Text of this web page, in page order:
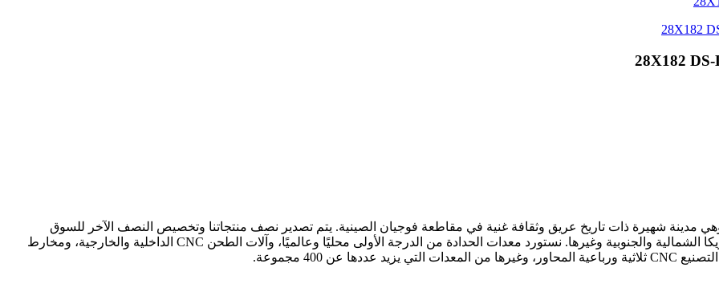
مدينة شهيرة ذات تاريخ عريق وثقافة غنية في مقاطعة فوجيان الصينية. يتم تصدير نصف منتجاتنا وتخصيص النصف الآخر للسوق
المحلية. تشمل أسواقنا الخارجية بشكل رئيسي جنوب شرق آسيا وأمريكا الشمالية والجنوبية وغيرها. نستورد معدات الحدادة من الدرجة الأولى محليًا وعالميًا، وآلات الطحن CNC الداخلية والخارجية، ومخارط